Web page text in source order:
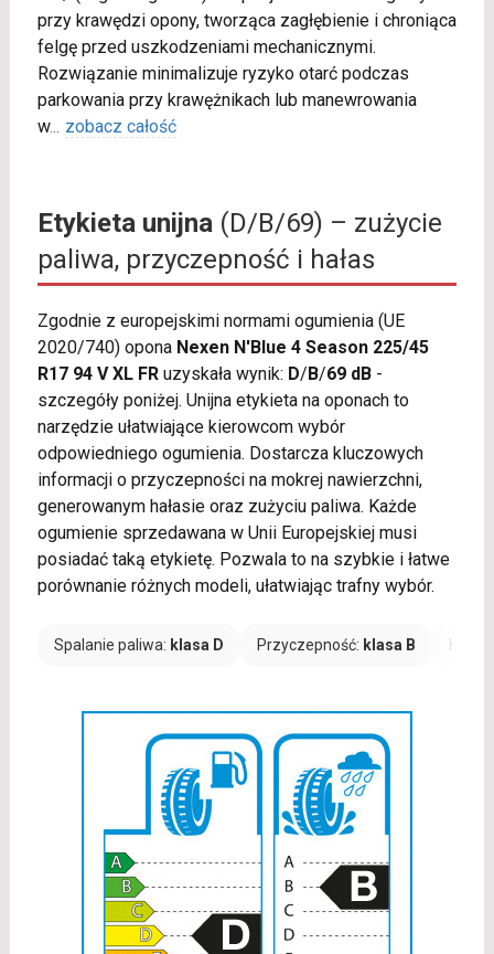
przy krawędzi opony, tworząca zagłębienie i chroniąca
felgę przed uszkodzeniami mechanicznymi.
Rozwiązanie minimalizuje ryzyko otarć podczas
parkowania przy krawężnikach lub manewrowania
w... zobacz całość
Etykieta unijna(D/B/69) – zużycie
paliwa, przyczepność i hałas
Zgodnie z europejskimi normami ogumienia (UE
2020/740) opona Nexen N'Blue 4 Season 225/45
R17 94 V XL FRuzyskała wynik: D/B/69 dB-
szczegóły poniżej. Unijna etykieta na oponach to
narzędzie ułatwiające kierowcom wybór
odpowiedniego ogumienia. Dostarcza kluczowych
informacji o przyczepności na mokrej nawierzchni,
generowanym hałasie oraz zużyciu paliwa. Każde
ogumienie sprzedawana w Unii Europejskiej musi
posiadać taką etykietę. Pozwala to na szybkie i łatwe
porównanie różnych modeli, ułatwiając trafny wybór.
Spalanie paliwa: klasa D Przyczepność: klasa B